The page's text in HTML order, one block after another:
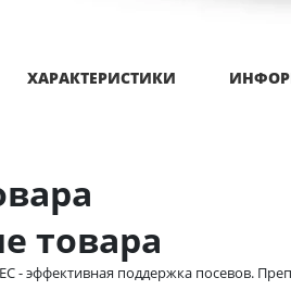
ХАРАКТЕРИСТИКИ
товара
- эффективная поддержка посевов.